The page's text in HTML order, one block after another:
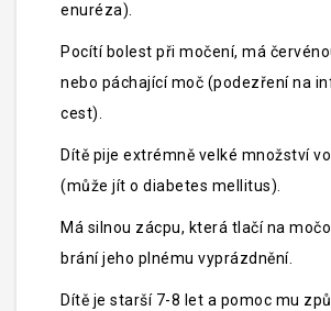
enuréza).
Pocítí bolest při močení, má
nebo páchající moč (podezření na
cest).
Dítě pije extrémně velké množství
(může jít o diabetes mellitus).
Má silnou zácpu, která tlačí na
brání jeho plnému vyprázdnění.
Dítě je starší 7-8 let a pomoc mu